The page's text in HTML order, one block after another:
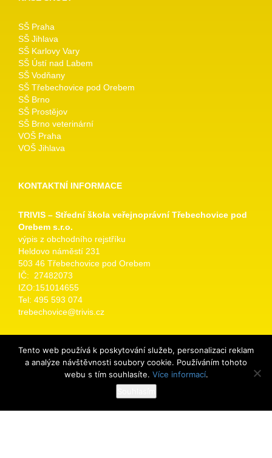
SŠ Praha
SŠ Jihlava
SŠ Karlovy Vary
SŠ Ústí nad Labem
SŠ Vodňany
SŠ Třebechovice pod Orebem
SŠ Brno
SŠ Prostějov
SŠ Brno veterinární
VOŠ Praha
VOŠ Jihlava
KONTAKTNÍ INFORMACE
TRIVIS – Střední škola veřejnoprávní Třebechovice pod
Orebem s.r.o.
výpis z obchodního rejstříku
Heldovo náměstí 231
503 46 Třebechovice pod Orebem
IČ: 27482073
IZO:151014655
Tel: 495 593 074
trebechovice@trivis.cz
UŽITEČNÉ ODKAZY
Tento web používá k poskytování služeb, personalizaci reklam
a analýze návštěvnosti soubory cookie. Používáním tohoto
webu s tím souhlasíte. Více informací.